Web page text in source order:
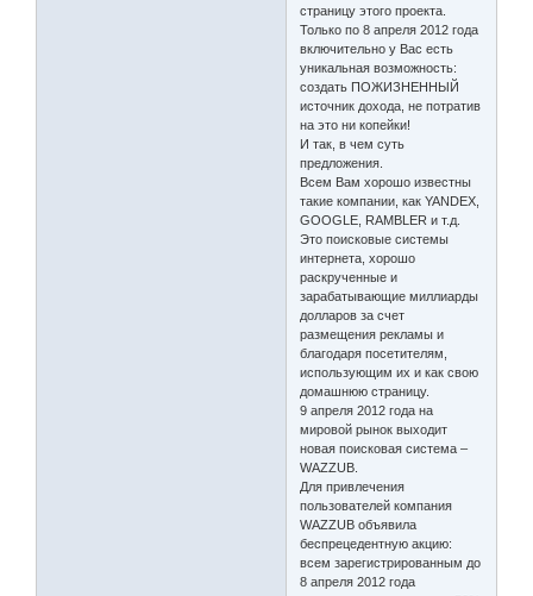
страницу этого проекта.
Только по 8 апреля 2012 года
включительно у Вас есть
уникальная возможность:
создать ПОЖИЗНЕННЫЙ
источник дохода, не потратив
на это ни копейки!
И так, в чем суть
предложения.
Всем Вам хорошо известны
такие компании, как YANDEX,
GOOGLE, RAMBLER и т.д.
Это поисковые системы
интернета, хорошо
раскрученные и
зарабатывающие миллиарды
долларов за счет
размещения рекламы и
благодаря посетителям,
использующим их и как свою
домашнюю страницу.
9 апреля 2012 года на
мировой рынок выходит
новая поисковая система –
WAZZUB.
Для привлечения
пользователей компания
WAZZUB объявила
беспрецедентную акцию:
всем зарегистрированным до
8 апреля 2012 года